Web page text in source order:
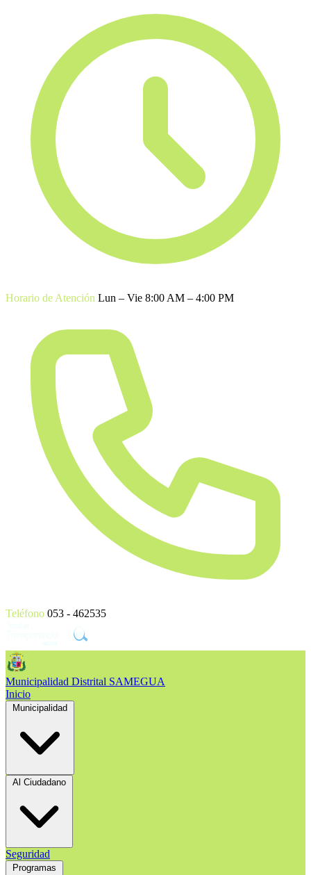
Horario de Atención Lun – Vie 8:00 AM – 4:00 PM
Teléfono 053 - 462535
Municipalidad Distrital SAMEGUA
Inicio
Municipalidad
Al Ciudadano
Seguridad
Programas